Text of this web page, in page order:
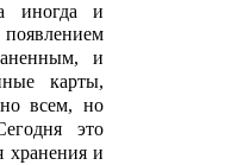
иногда и
и
карты,
всем, но
это
хранения и